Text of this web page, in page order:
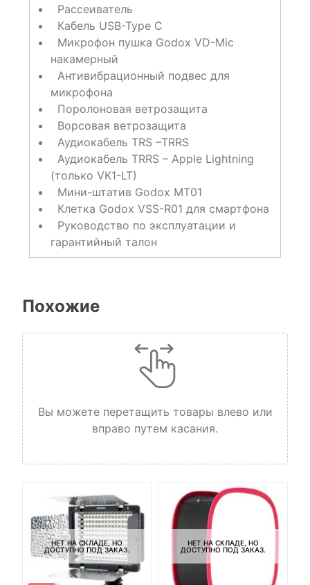
Рассеиватель
Кабель USB-Type C
Микрофон пушка Godox VD-Mic
накамерный
Антивибрационный подвес для
микрофона
Поролоновая ветрозащита
Ворсовая ветрозащита
Аудиокабель TRS –TRRS
Аудиокабель TRRS – Apple Lightning
(только VK1-LT)
Мини-штатив Godox MT01
Клетка Godox VSS-R01 для смартфона
Руководство по эксплуатации и
гарантийный талон
Похожие
Вы можете перетащить товары влево или
вправо путем касания.
НЕТ НА СКЛАДЕ, НО
ДОСТУПНО ПОД ЗАКАЗ.
НЕТ НА СКЛАДЕ, НО
ДОСТУПНО ПОД ЗАКАЗ.